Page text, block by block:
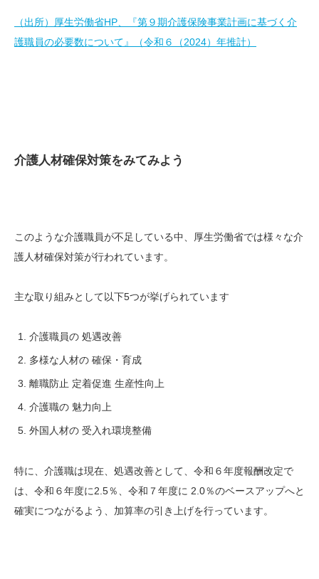
（出所）厚生労働省HP、『第９期介護保険事業計画に基づく介
護職員の必要数について』（令和６（2024）年推計）
介護人材確保対策をみてみよう
このような介護職員が不足している中、厚生労働省では様々な介
護人材確保対策が行われています。
主な取り組みとして以下5つが挙げられています
介護職員の 処遇改善
多様な人材の 確保・育成
離職防止 定着促進 生産性向上
介護職の 魅力向上
外国人材の 受入れ環境整備
特に、介護職は現在、処遇改善として、令和６年度報酬改定で
は、令和６年度に2.5％、令和７年度に 2.0％のベースアップへと
確実につながるよう、加算率の引き上げを行っています。